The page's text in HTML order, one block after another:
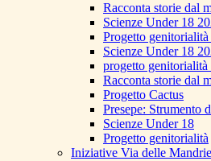
Racconta storie dal
Scienze Under 18
Progetto
Scienze Under 18
progetto
Racconta storie dal
Progetto Cactus
Presepe: Strumento
Scienze Under 18
Progetto genitorialità
Iniziative Via delle Mandrie